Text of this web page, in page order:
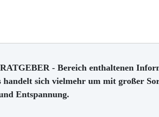
- Bereich enthaltenen
sich vielmehr um mit großer
Entspannung.